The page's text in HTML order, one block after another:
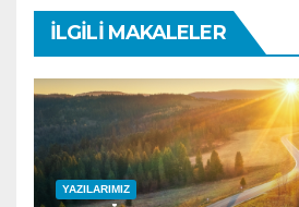
İLGILI MAKALELER
YAZILARIMIZ